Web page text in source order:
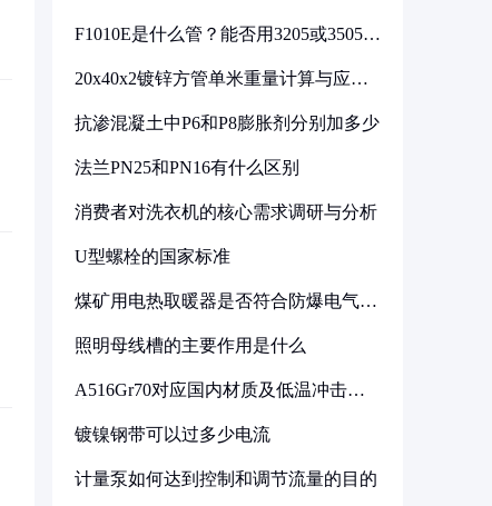
F1010E是什么管？能否用3205或3505代
20x40x2镀锌方管单米重量计算与应用
抗渗混凝土中P6和P8膨胀剂分别加多少
法兰PN25和PN16有什么区别
消费者对洗衣机的核心需求调研与分析
U型螺栓的国家标准
煤矿用电热取暖器是否符合防爆电气设
照明母线槽的主要作用是什么
A516Gr70对应国内材质及低温冲击要
镀镍钢带可以过多少电流
计量泵如何达到控制和调节流量的目的